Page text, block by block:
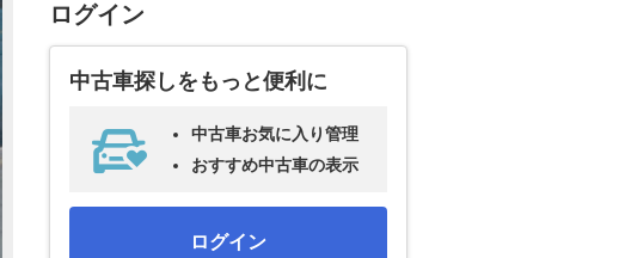
ログイン
中古車探しをもっと便利に
中古車お気に入り管理
おすすめ中古車の表示
ログイン